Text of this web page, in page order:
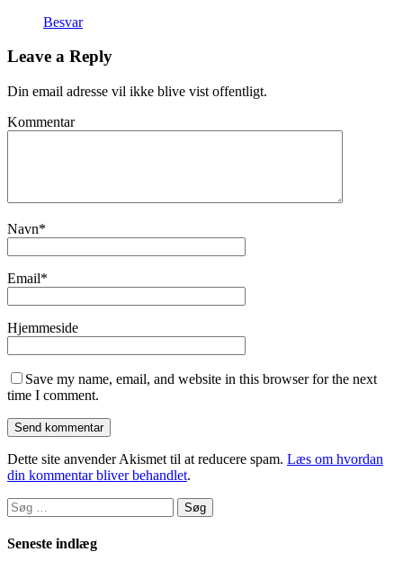
Besvar
Leave a Reply
Din email adresse vil ikke blive vist offentligt.
Kommentar
Navn*
Email*
Hjemmeside
Save my name, email, and website in this browser for the next
time I comment.
Dette site anvender Akismet til at reducere spam. Læs om hvordan
din kommentar bliver behandlet.
Søg
efter:
Seneste indlæg